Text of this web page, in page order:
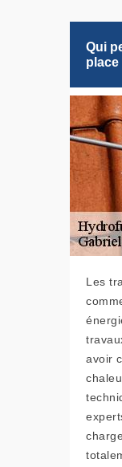
Qui
place
Les
avoir